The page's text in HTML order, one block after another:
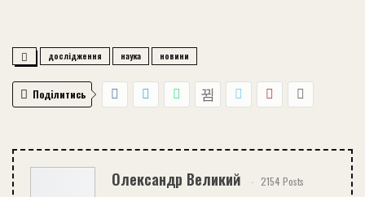
дослідження наука новини
Поділитись
Олександр Великий 2154 Posts